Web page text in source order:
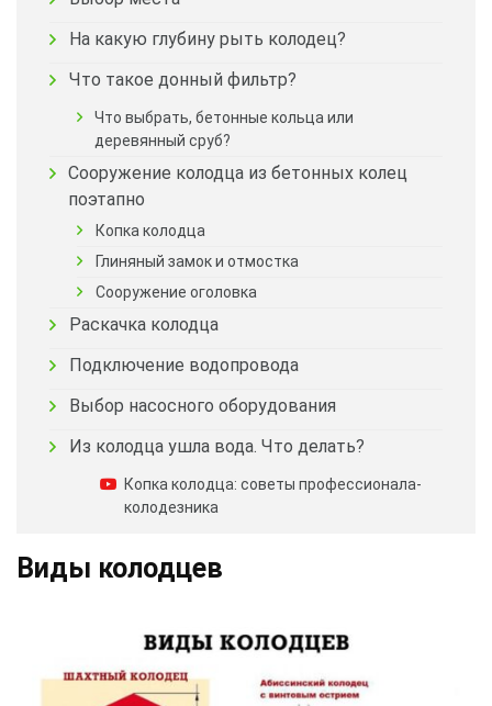
На какую глубину рыть колодец?
Что такое донный фильтр?
Что выбрать, бетонные кольца или
деревянный сруб?
Сооружение колодца из бетонных колец
поэтапно
Копка колодца
Глиняный замок и отмостка
Сооружение оголовка
Раскачка колодца
Подключение водопровода
Выбор насосного оборудования
Из колодца ушла вода. Что делать?
Копка колодца: советы профессионала-
колодезника
Виды колодцев